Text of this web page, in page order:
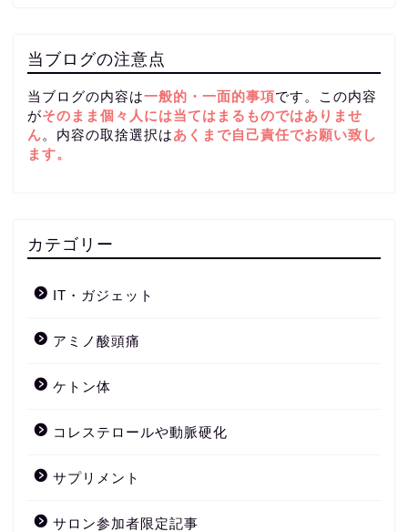
当ブログの注意点
当ブログの内容は一般的・一面的事項です。この内容
がそのまま個々人には当てはまるものではありませ
ん。内容の取捨選択はあくまで自己責任でお願い致し
ます。
カテゴリー
IT・ガジェット
アミノ酸頭痛
ケトン体
コレステロールや動脈硬化
サプリメント
サロン参加者限定記事